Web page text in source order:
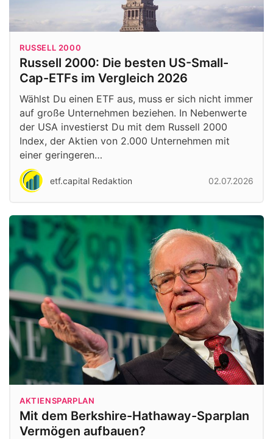
RUSSELL 2000
Russell 2000: Die besten US-Small-
Cap-ETFs im Vergleich 2026
Wählst Du einen ETF aus, muss er sich nicht immer
auf große Unternehmen beziehen. In Nebenwerte
der USA investierst Du mit dem Russell 2000
Index, der Aktien von 2.000 Unternehmen mit
einer geringeren…
etf.capital Redaktion 02.07.2026
AKTIENSPARPLAN
Mit dem Berkshire-Hathaway-Sparplan
Vermögen aufbauen?